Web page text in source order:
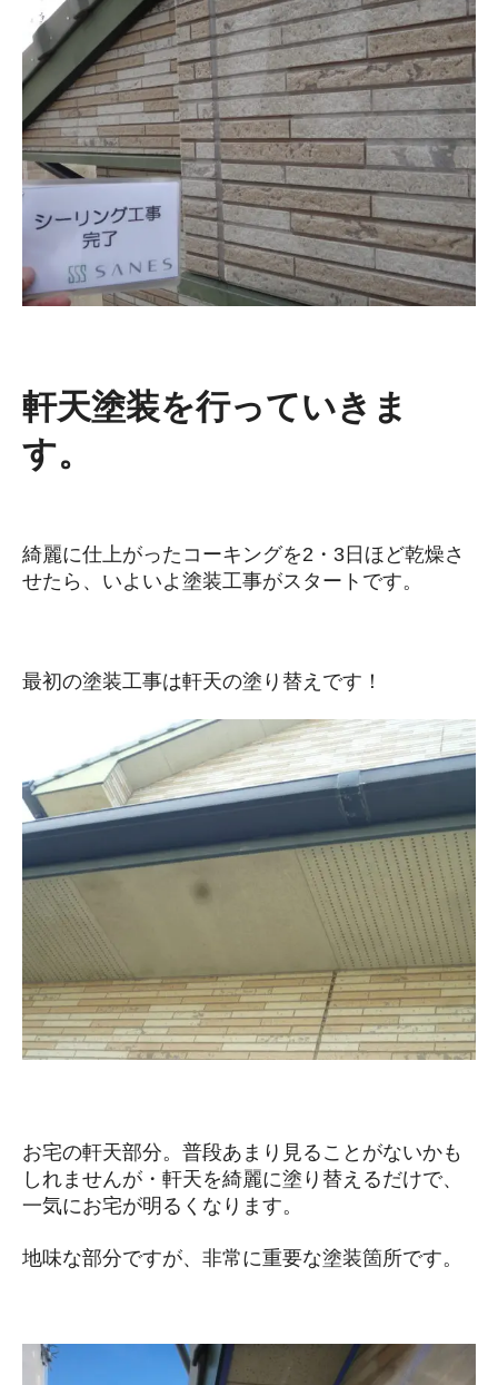
軒天塗装を行っていきま
す。
綺麗に仕上がったコーキングを2・3日ほど乾燥さ
せたら、いよいよ塗装工事がスタートです。
最初の塗装工事は軒天の塗り替えです！
お宅の軒天部分。普段あまり見ることがないかも
しれませんが・軒天を綺麗に塗り替えるだけで、
一気にお宅が明るくなります。
地味な部分ですが、非常に重要な塗装箇所です。